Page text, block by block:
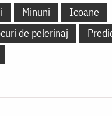
Minuni
Icoane
de pelerinaj